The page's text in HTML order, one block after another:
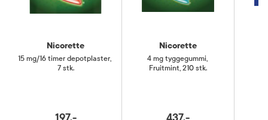
Nicorette
15 mg/16 timer depotplaster,
7 stk.
Nicorette
4 mg tyggegummi,
Fruitmint, 210 stk.